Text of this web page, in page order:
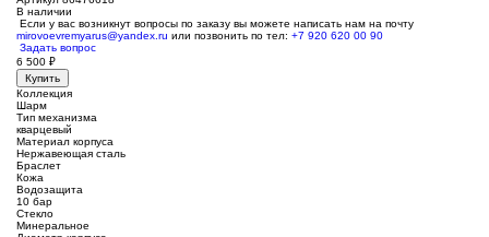
В наличии
Если у вас возникнут вопросы по заказу вы можете написать нам на почту
mirovoevremyarus@yandex.ru или позвонить по тел: +7 920 620 00 90
Задать вопрос
6 500 ₽
Купить
Коллекция
Шарм
Тип механизма
кварцевый
Материал корпуса
Нержавеющая сталь
Браслет
Кожа
Водозащита
10 бар
Стекло
Минеральное